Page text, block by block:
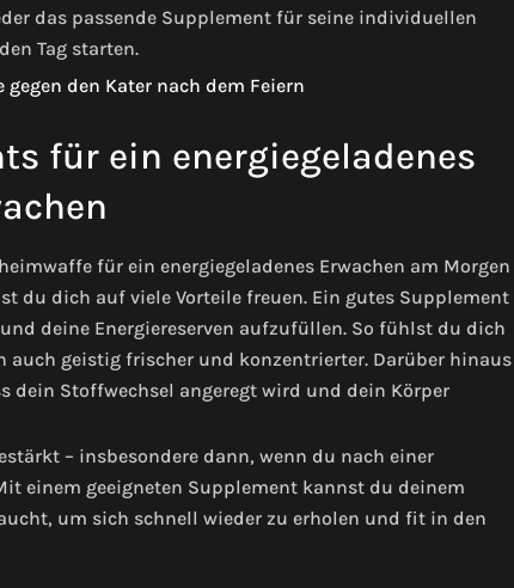
das passende Supplement für seine individuellen
Tag starten.
für ein energiegeladenes
für ein energiegeladenes Erwachen am Morgen
du dich auf viele Vorteile freuen. Ein gutes Supplement
deine Energiereserven aufzufüllen. So fühlst du dich
auch geistig frischer und konzentrierter. Darüber hinaus
dein Stoffwechsel angeregt wird und dein Körper
– insbesondere dann, wenn du nach einer
einem geeigneten Supplement kannst du deinem
um sich schnell wieder zu erholen und fit in den